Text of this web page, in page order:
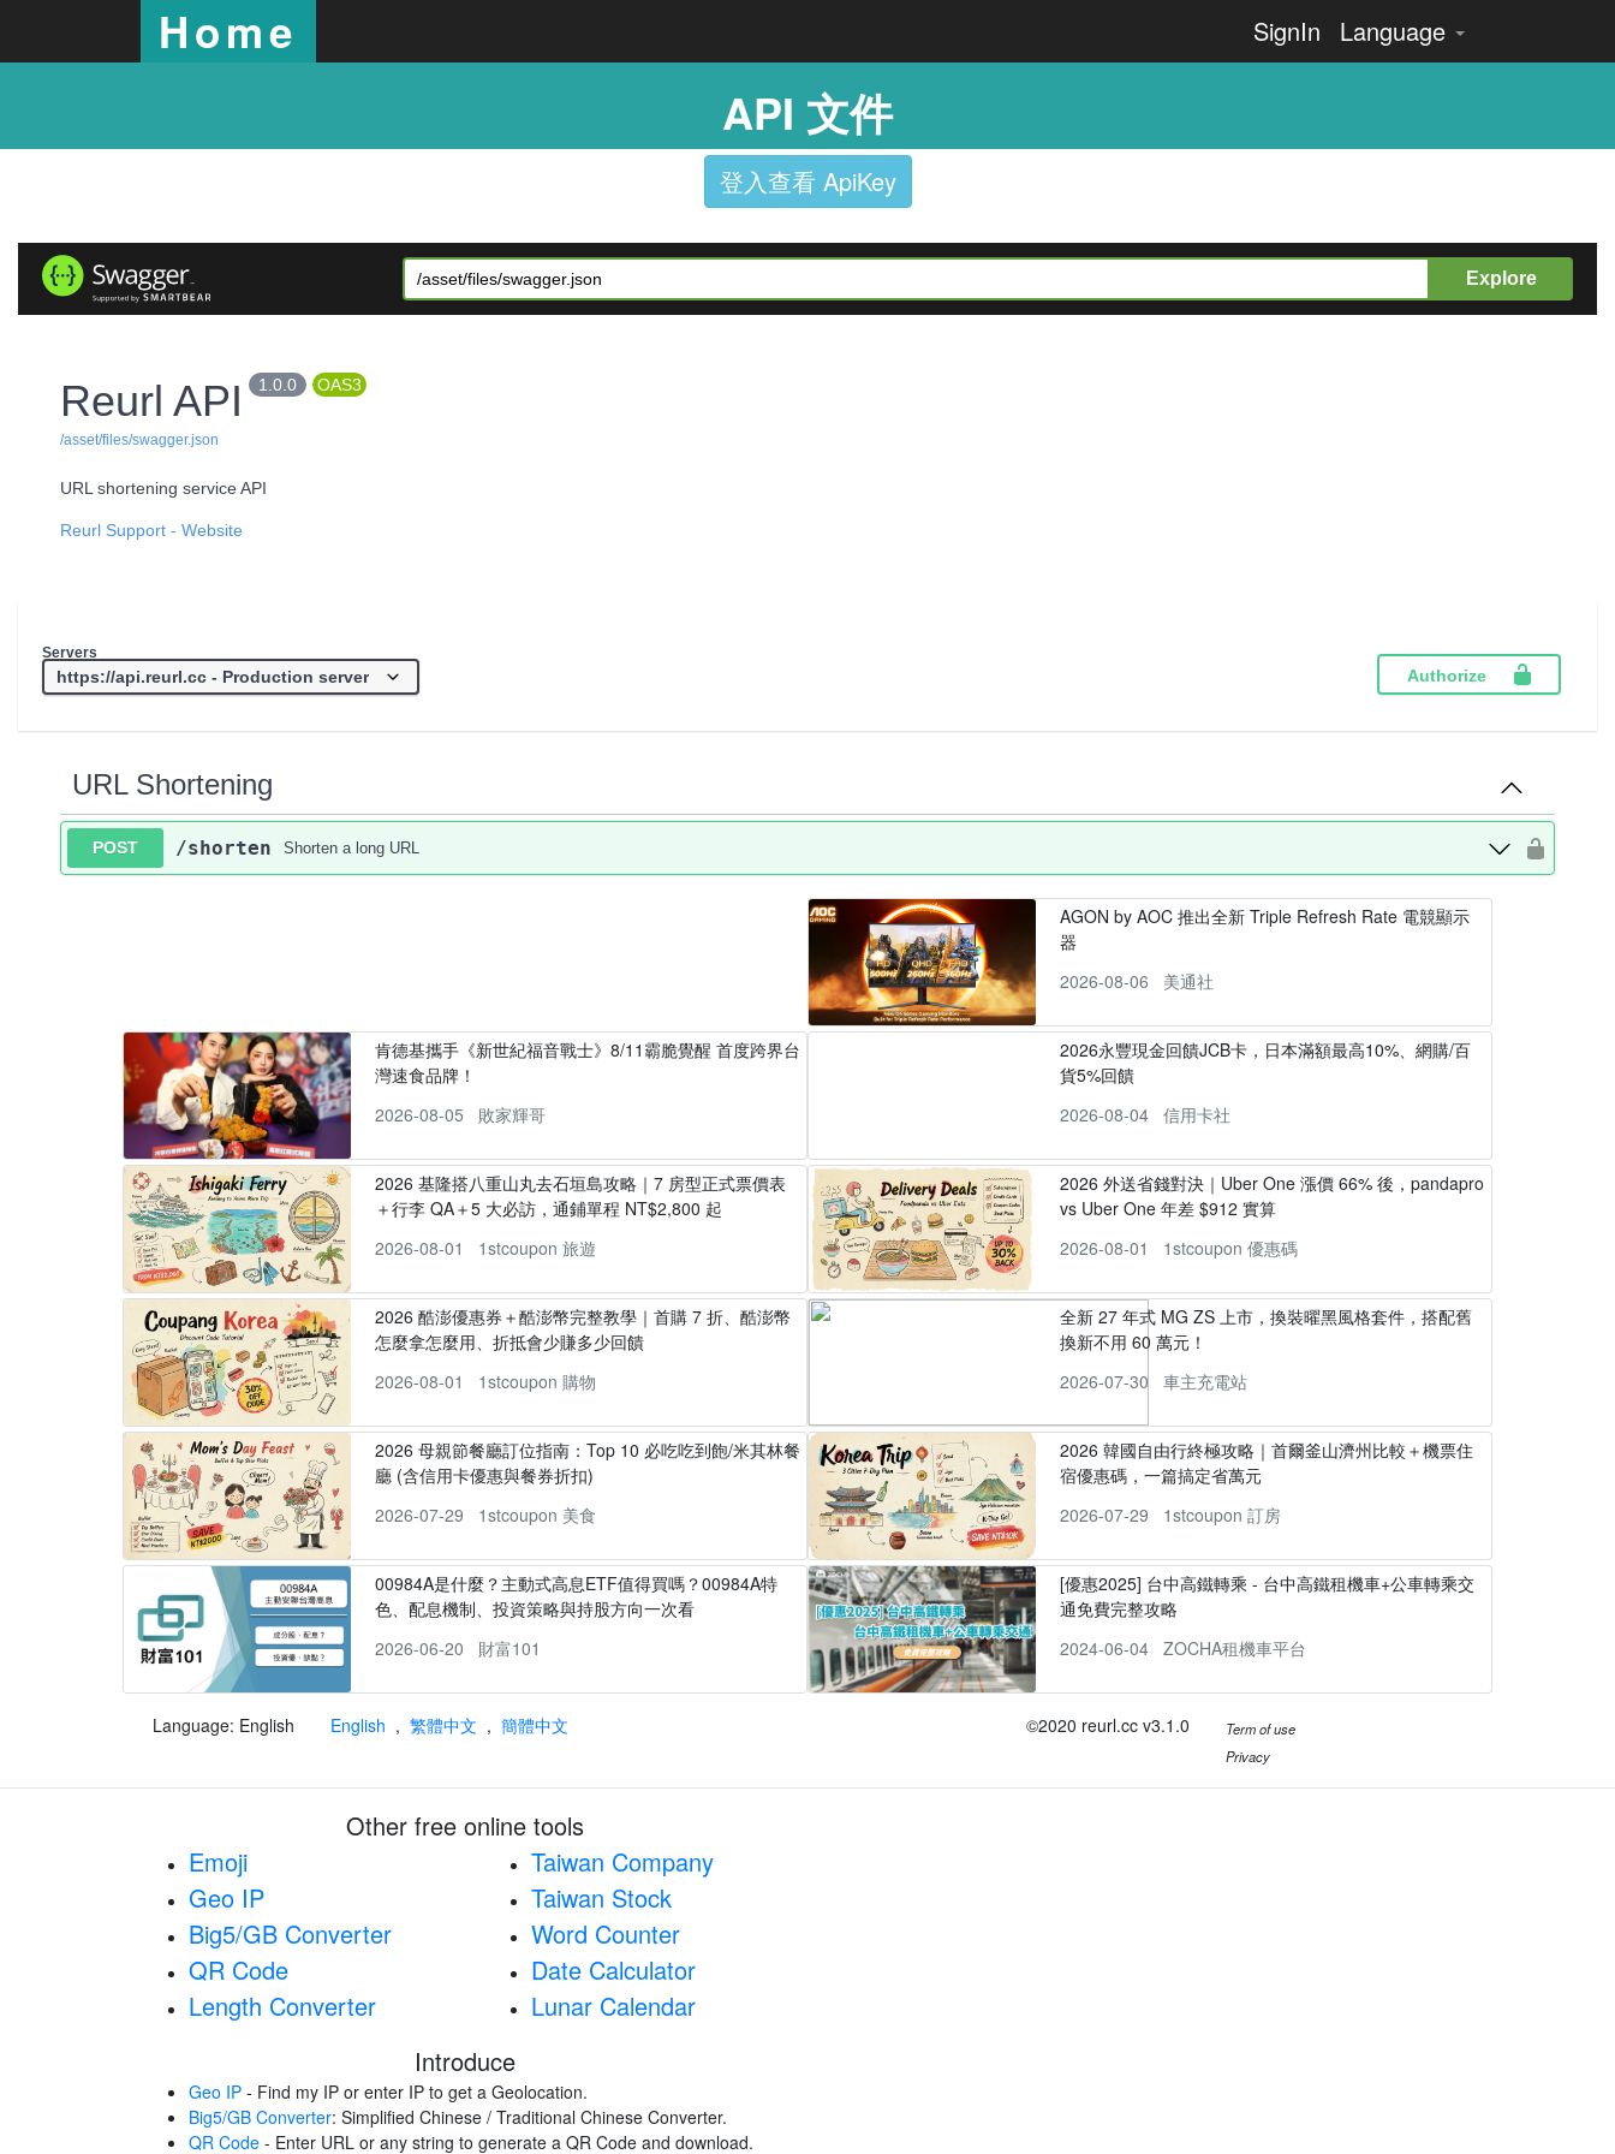
Home SignIn Language
API 文件
登入查看 ApiKey
Explore
Reurl API 1.0.0 OAS3
/asset/files/swagger.json
URL shortening service API
Reurl Support - Website
Servers
Authorize
URL Shortening
POST /shorten Shorten a long URL
AGON by AOC 推出全新 Triple Refresh Rate 電競顯示
器
2026-08-06
美通社
肯德基攜手《新世紀福音戰士》8/11霸脆覺醒 首度跨界台
灣速食品牌！
2026-08-05
敗家輝哥
2026永豐現金回饋JCB卡，日本滿額最高10%、網購/百
貨5%回饋
2026-08-04
信用卡社
2026 基隆搭八重山丸去石垣島攻略｜7 房型正式票價表
＋行李 QA＋5 大必訪，通鋪單程 NT$2,800 起
2026-08-01
1stcoupon 旅遊
2026 外送省錢對決｜Uber One 漲價 66% 後，pandapro
vs Uber One 年差 $912 實算
2026-08-01
1stcoupon 優惠碼
2026 酷澎優惠券＋酷澎幣完整教學｜首購 7 折、酷澎幣
怎麼拿怎麼用、折抵會少賺多少回饋
2026-08-01
1stcoupon 購物
全新 27 年式 MG ZS 上市，換裝曜黑風格套件，搭配舊
換新不用 60 萬元！
2026-07-30
車主充電站
2026 母親節餐廳訂位指南：Top 10 必吃吃到飽/米其林餐
廳 (含信用卡優惠與餐券折扣)
2026-07-29
1stcoupon 美食
2026 韓國自由行終極攻略｜首爾釜山濟州比較＋機票住
宿優惠碼，一篇搞定省萬元
2026-07-29
1stcoupon 訂房
00984A是什麼？主動式高息ETF值得買嗎？00984A特
色、配息機制、投資策略與持股方向一次看
2026-06-20
財富101
[優惠2025] 台中高鐵轉乘 - 台中高鐵租機車+公車轉乘交
通免費完整攻略
2024-06-04
ZOCHA租機車平台
Language: English English , 繁體中文 , 簡體中文 ©2020 reurl.cc v3.1.0
Term of use
Privacy
Other free online tools
Emoji
Geo IP
Big5/GB Converter
QR Code
Length Converter
Taiwan Company
Taiwan Stock
Word Counter
Date Calculator
Lunar Calendar
Introduce
Geo IP - Find my IP or enter IP to get a Geolocation.
Big5/GB Converter: Simplified Chinese / Traditional Chinese Converter.
QR Code - Enter URL or any string to generate a QR Code and download.